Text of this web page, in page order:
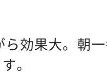
効果大。朝
。